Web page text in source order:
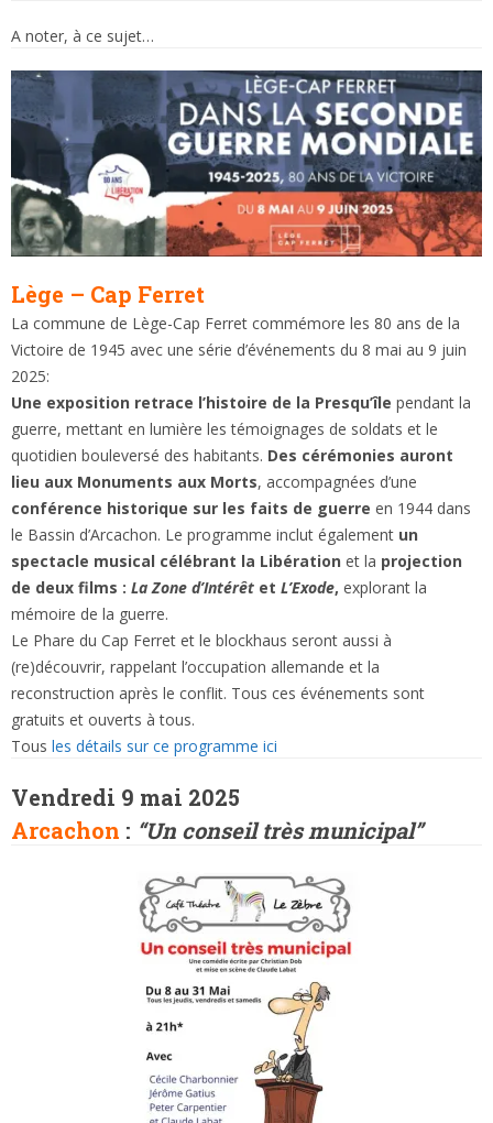
A noter, à ce sujet…
Lège – Cap Ferret
La commune de Lège-Cap Ferret commémore les 80 ans de la
Victoire de 1945 avec une série d’événements du 8 mai au 9 juin
2025:
Une exposition retrace l’histoire de la Presqu’île pendant la
guerre, mettant en lumière les témoignages de soldats et le
quotidien bouleversé des habitants. Des cérémonies auront
lieu aux Monuments aux Morts, accompagnées d’une
conférence historique sur les faits de guerre en 1944 dans
le Bassin d’Arcachon. Le programme inclut également un
spectacle musical célébrant la Libération et la projection
de deux films : La Zone d’Intérêtet L’Exode, explorant la
mémoire de la guerre.
Le Phare du Cap Ferret et le blockhaus seront aussi à
(re)découvrir, rappelant l’occupation allemande et la
reconstruction après le conflit. Tous ces événements sont
gratuits et ouverts à tous.
Tous les détails sur ce programme ici
Vendredi 9 mai 2025
Arcachon : “Un conseil très municipal”